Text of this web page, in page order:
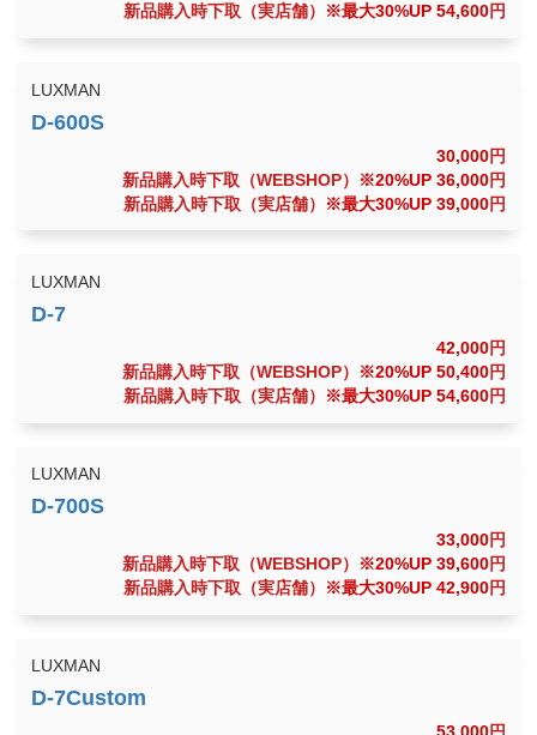
新品購入時下取（実店舗）
※最大30%UP 54,600円
LUXMAN
30,000円
新品購入時下取（WEBSHOP）
※20%UP 36,000円
新品購入時下取（実店舗）
※最大30%UP 39,000円
LUXMAN
42,000円
新品購入時下取（WEBSHOP）
※20%UP 50,400円
新品購入時下取（実店舗）
※最大30%UP 54,600円
LUXMAN
33,000円
新品購入時下取（WEBSHOP）
※20%UP 39,600円
新品購入時下取（実店舗）
※最大30%UP 42,900円
LUXMAN